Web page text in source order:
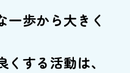
一歩から大きく
する活動は、